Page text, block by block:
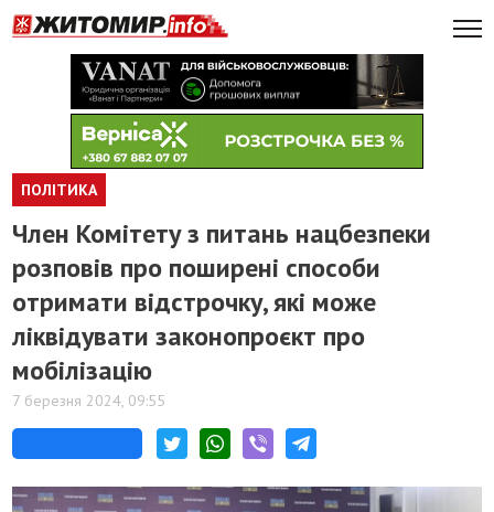
ПОЛІТИКА
Член Комітету з питань нацбезпеки
розповів про поширені способи
отримати відстрочку, які може
ліквідувати законопроєкт про
мобілізацію
7 березня 2024, 09:55